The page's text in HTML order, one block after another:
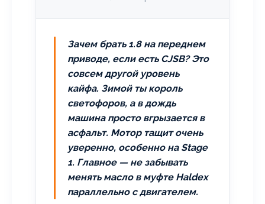
Зачем брать 1.8 на переднем
приводе, если есть CJSB? Это
совсем другой уровень
кайфа. Зимой ты король
светофоров, а в дождь
машина просто вгрызается в
асфальт. Мотор тащит очень
уверенно, особенно на Stage
1. Главное — не забывать
менять масло в муфте Haldex
параллельно с двигателем.